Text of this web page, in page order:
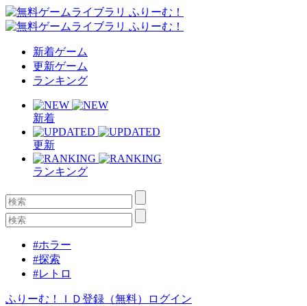
新着ゲーム
更新ゲーム
ランキング
新着
更新
ランキング
#ホラー
#探索
#レトロ
ふりーむ！ＩＤ登録（無料） ログイン